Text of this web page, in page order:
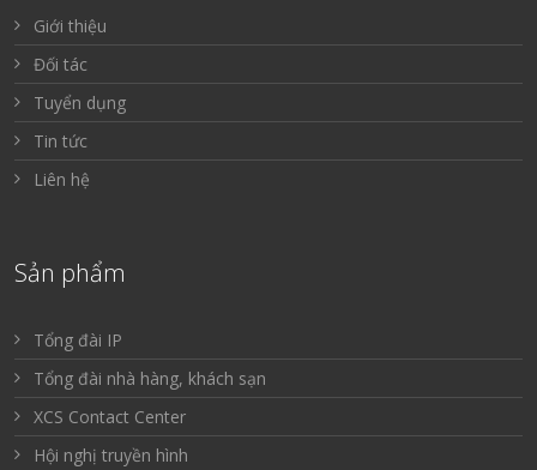
Giới thiệu
Đối tác
Tuyển dụng
Tin tức
Liên hệ
Sản phẩm
Tổng đài IP
Tổng đài nhà hàng, khách sạn
XCS Contact Center
Hội nghị truyền hình